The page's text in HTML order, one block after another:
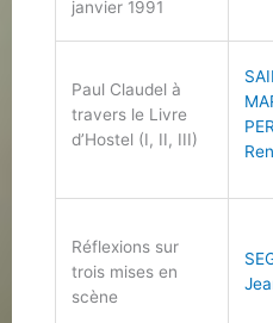
janvier 1991
Paul Claudel à
travers le Livre
d’Hostel (I, II, III)
Réflexions sur
trois mises en
scène